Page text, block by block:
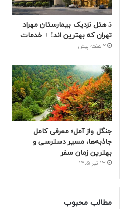
5 هتل نزدیک بیمارستان مهراد
تهران که بهترین‌ اند! + خدمات
2 هفته پیش
جنگل واز آمل؛ معرفی کامل
جاذبه‌ها، مسیر دسترسی و
بهترین زمان سفر
13 تیر 1405
مطالب محبوب